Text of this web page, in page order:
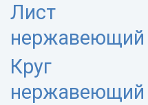
Лист
нержавеющий
Круг
нержавеющий